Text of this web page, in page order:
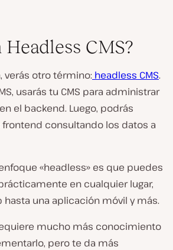
Headless CMS?
verás otro término: headless CMS.
usarás tu CMS para administrar
el backend. Luego, podrás
consultando los datos a
«headless» es que puedes
en cualquier lugar,
una aplicación móvil y más.
mucho más conocimiento
pero te da más